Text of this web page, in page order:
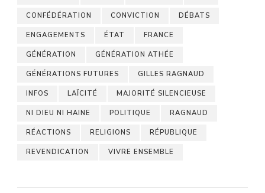
CONFÉDÉRATION CONVICTION DÉBATS
ENGAGEMENTS ÉTAT FRANCE
GÉNÉRATION GÉNÉRATION ATHÉE
GÉNÉRATIONS FUTURES GILLES RAGNAUD
INFOS LAÏCITÉ MAJORITÉ SILENCIEUSE
NI DIEU NI HAINE POLITIQUE RAGNAUD
RÉACTIONS RELIGIONS RÉPUBLIQUE
REVENDICATION VIVRE ENSEMBLE